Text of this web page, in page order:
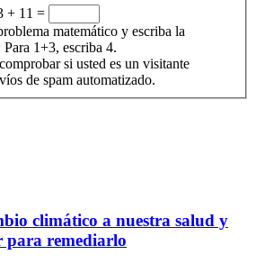
+ 11 =
matemático y escriba la
1+3, escriba 4.
si usted es un visitante
de spam automatizado.
climático a nuestra salud y
para remediarlo